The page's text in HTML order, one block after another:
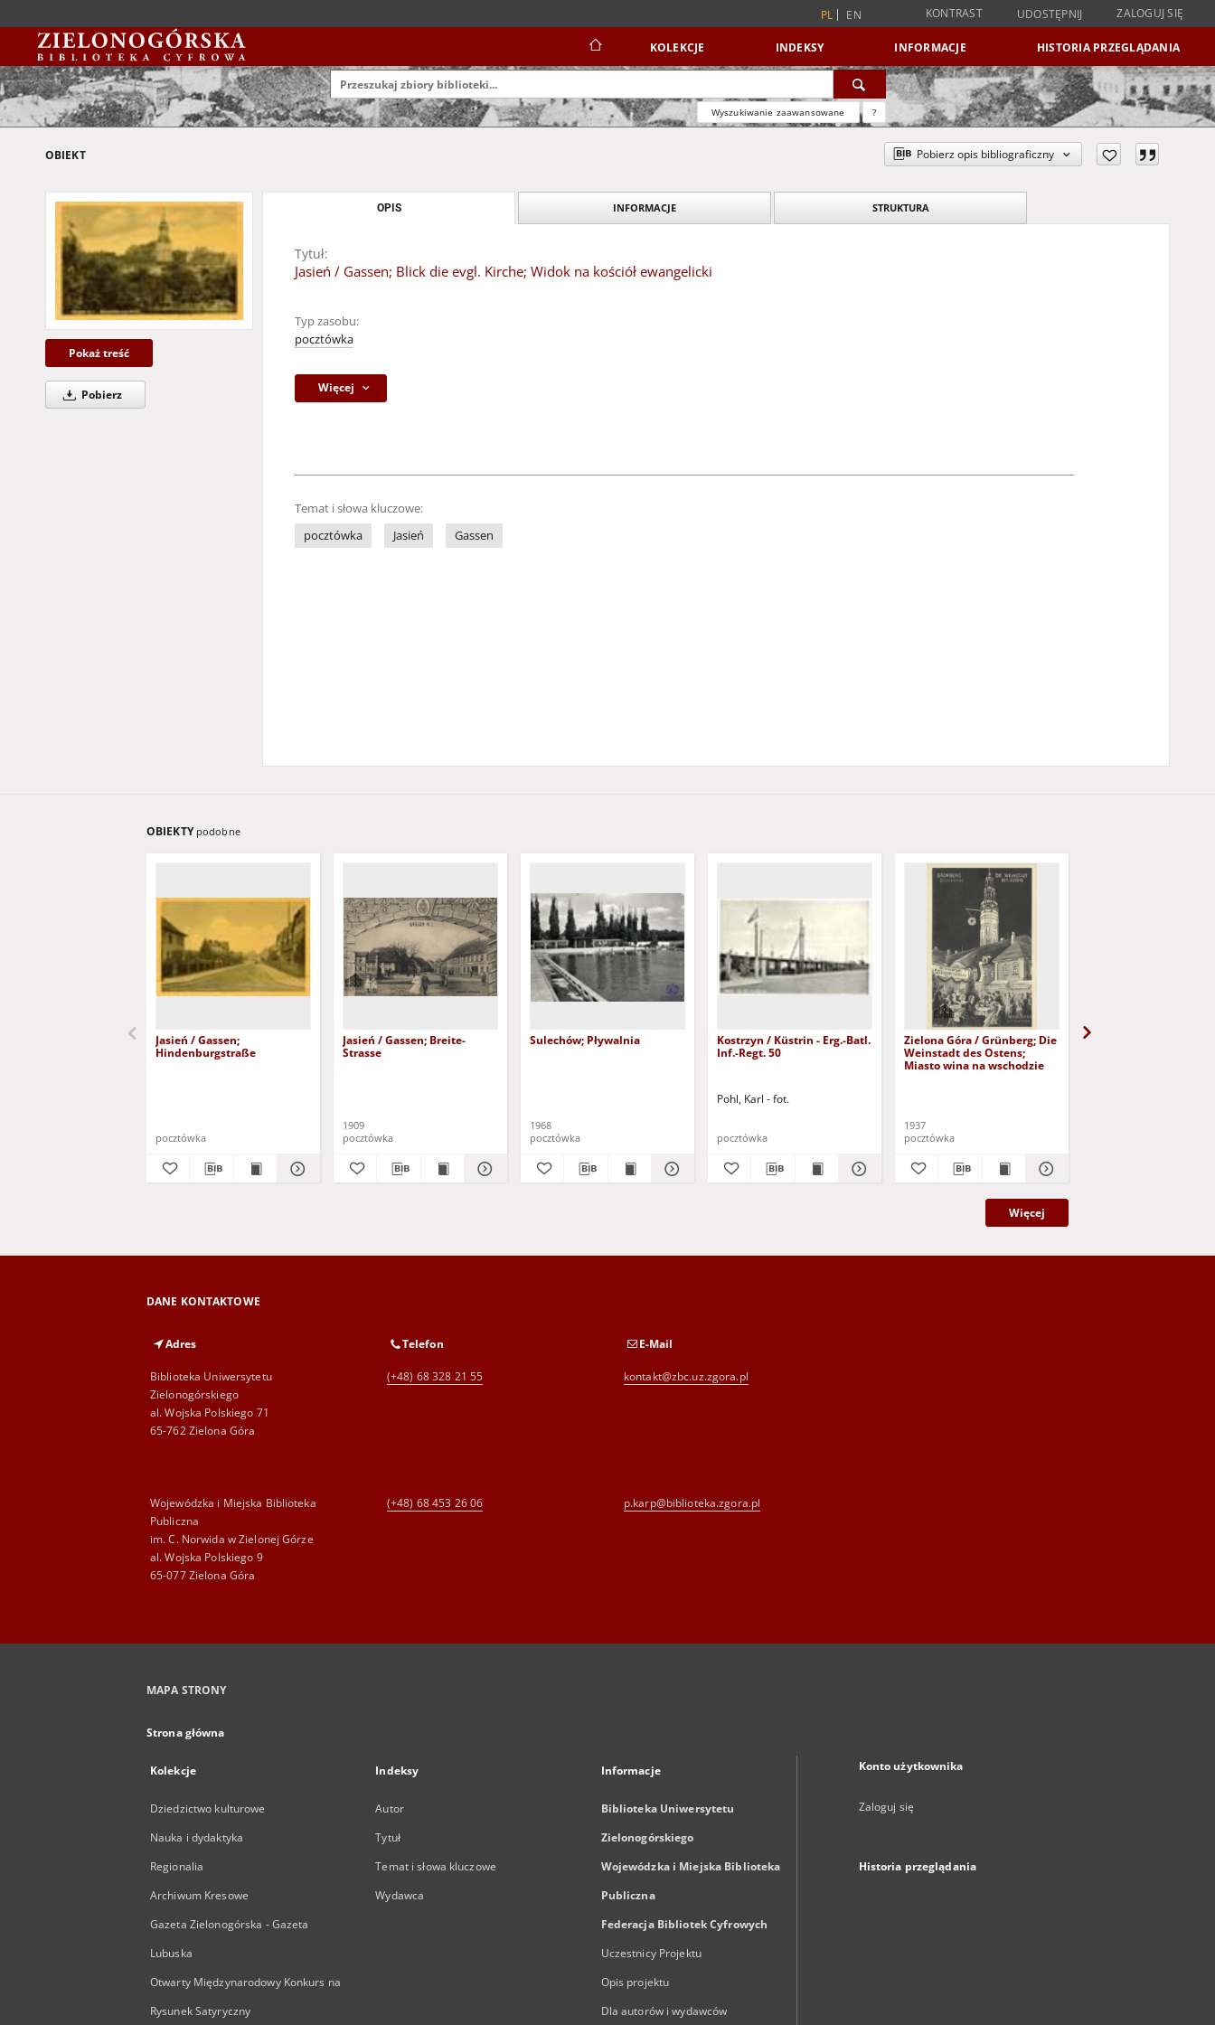
PL EN KONTRAST UDOSTĘPNIJ ZALOGUJ SIĘ
KOLEKCJE INDEKSY INFORMACJE HISTORIA PRZEGLĄDANIA
Wyszukiwanie zaawansowane ?
OBIEKT Pobierz opis bibliograficzny
Pokaż treść
Pobierz
OPIS INFORMACJE STRUKTURA
Tytuł:
Jasień / Gassen; Blick die evgl. Kirche; Widok na kościół ewangelicki
Typ zasobu:
pocztówka
Więcej
Temat i słowa kluczowe:
pocztówka
Jasień Gassen
OBIEKTY podobne
Jasień / Gassen;
Hindenburgstraße
pocztówka
Jasień / Gassen; Breite-
Strasse
1909
pocztówka
Sulechów; Pływalnia
1968
pocztówka
Kostrzyn / Küstrin - Erg.-Batl.
Inf.-Regt. 50
Pohl, Karl - fot.
pocztówka
Zielona Góra / Grünberg; Die
Weinstadt des Ostens;
Miasto wina na wschodzie
1937
pocztówka
Więcej
DANE KONTAKTOWE
Adres
Biblioteka Uniwersytetu
Zielonogórskiego
al. Wojska Polskiego 71
65-762 Zielona Góra
Telefon
(+48) 68 328 21 55
E-Mail
kontakt@zbc.uz.zgora.pl
Wojewódzka i Miejska Biblioteka
Publiczna
im. C. Norwida w Zielonej Górze
al. Wojska Polskiego 9
65-077 Zielona Góra
(+48) 68 453 26 06 p.karp@biblioteka.zgora.pl
MAPA STRONY
Strona główna
Kolekcje
Dziedzictwo kulturowe
Nauka i dydaktyka
Regionalia
Archiwum Kresowe
Gazeta Zielonogórska - Gazeta
Lubuska
Otwarty Międzynarodowy Konkurs na
Rysunek Satyryczny
Indeksy
Autor
Tytuł
Temat i słowa kluczowe
Wydawca
Informacje
Biblioteka Uniwersytetu
Zielonogórskiego
Wojewódzka i Miejska Biblioteka
Publiczna
Federacja Bibliotek Cyfrowych
Uczestnicy Projektu
Opis projektu
Dla autorów i wydawców
Konto użytkownika
Zaloguj się
Historia przeglądania